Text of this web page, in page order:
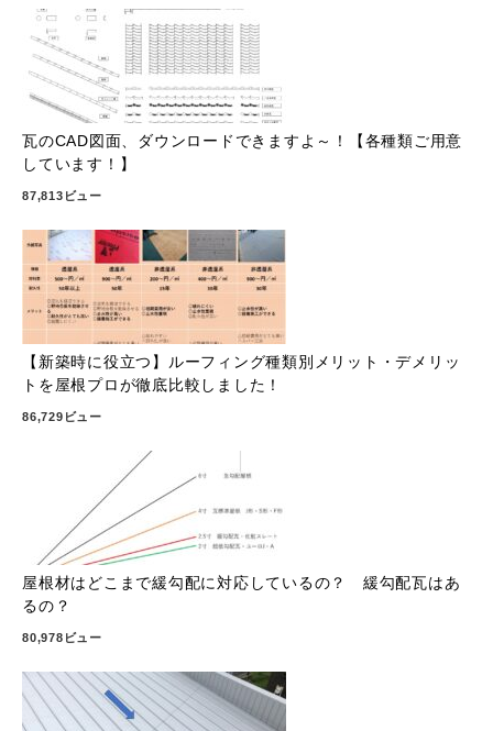
瓦のCAD図面、ダウンロードできますよ～！【各種類ご用意
しています！】
87,813ビュー
【新築時に役立つ】ルーフィング種類別メリット・デメリッ
トを屋根プロが徹底比較しました！
86,729ビュー
屋根材はどこまで緩勾配に対応しているの？ 緩勾配瓦はあ
るの？
80,978ビュー